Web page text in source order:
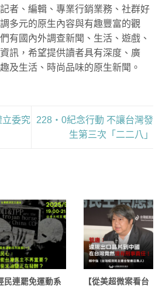
者、編輯、專業行銷業務、社群好
多元的原生內容與有趣豐富的觀
有國內外調查新聞、生活、遊戲、
訊，希望提供讀者具有深度、廣
及生活、時尚品味的原生新聞。
立委究
228・0紀念行動 不讓台灣發
生第三次「二二八」
民連罷免運動系 【從美超微案看台